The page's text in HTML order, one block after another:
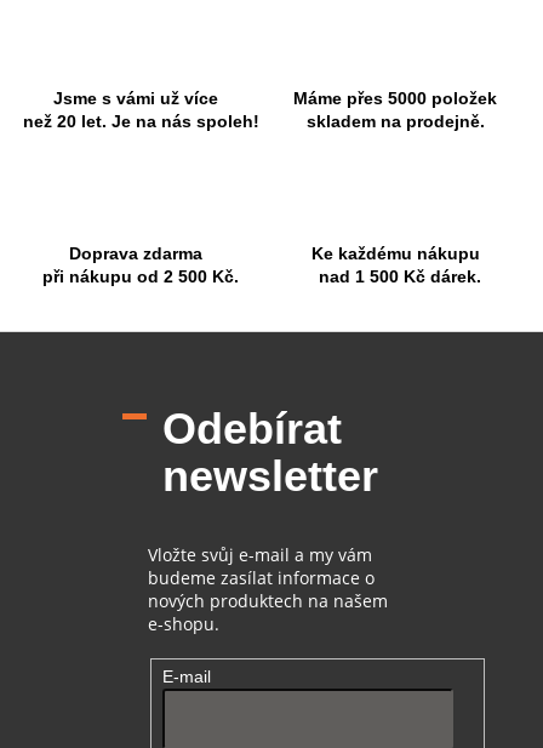
i
Jsme s vámi už více
než 20 let. Je na nás spoleh!
Máme přes 5000 položek
skladem na prodejně.
Doprava zdarma
při nákupu od 2 500 Kč.
Ke každému nákupu
nad 1 500 Kč dárek.
Odebírat
newsletter
Vložte svůj e-mail a my vám
budeme zasílat informace o
nových produktech na našem
e-shopu.
E-mail